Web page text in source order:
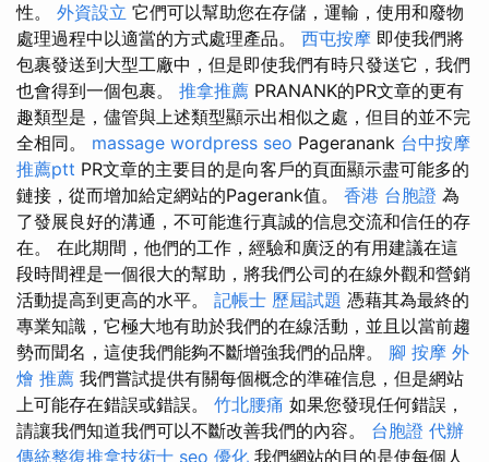
性。 外資設立 它們可以幫助您在存儲，運輸，使用和廢物
處理過程中以適當的方式處理產品。 西屯按摩 即使我們將
包裹發送到大型工廠中，但是即使我們有時只發送它，我們
也會得到一個包裹。 推拿推薦 PRANANK的PR文章的更有
趣類型是，儘管與上述類型顯示出相似之處，但目的並不完
全相同。 massage wordpress seo Pageranank 台中按摩
推薦ptt PR文章的主要目的是向客戶的頁面顯示盡可能多的
鏈接，從而增加給定網站的Pagerank值。 香港 台胞證 為
了發展良好的溝通，不可能進行真誠的信息交流和信任的存
在。 在此期間，他們的工作，經驗和廣泛的有用建議在這
段時間裡是一個很大的幫助，將我們公司的在線外觀和營銷
活動提高到更高的水平。 記帳士 歷屆試題 憑藉其為最終的
專業知識，它極大地有助於我們的在線活動，並且以當前趨
勢而聞名，這使我們能夠不斷增強我們的品牌。 腳 按摩 外
燴 推薦 我們嘗試提供有關每個概念的準確信息，但是網站
上可能存在錯誤或錯誤。 竹北腰痛 如果您發現任何錯誤，
請讓我們知道我們可以不斷改善我們的內容。 台胞證 代辦
傳統整復推拿技術士 seo 優化 我們網站的目的是使每個人